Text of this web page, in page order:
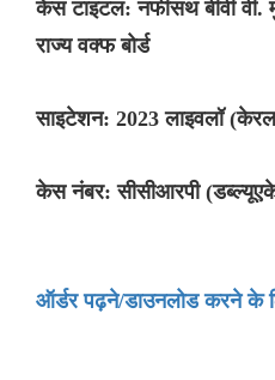
केस टाइटल: नफीसथ बीवी वी.
राज्य वक्फ बोर्ड
साइटेशन: 2023 लाइवलॉ
केस नंबर: सीसीआरपी
ऑर्डर पढ़ने/डाउनलोड करने के